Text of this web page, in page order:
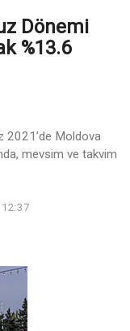
Dönemi
%13.6
2021’de Moldova
mevsim ve takvim